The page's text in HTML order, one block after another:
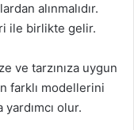
alınmalıdır.
ile birlikte gelir.
ve tarzınıza uygun
farklı modellerini
olur.